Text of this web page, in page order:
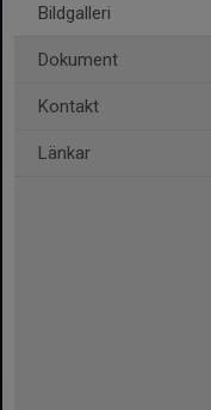
Bildgalleri
Dokument
Kontakt
Länkar